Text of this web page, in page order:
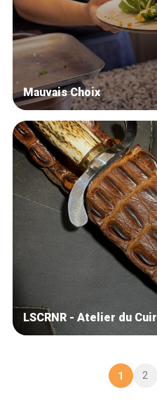
Mauvais Choix
LSCRNR - Atelier du Cuir
1 2